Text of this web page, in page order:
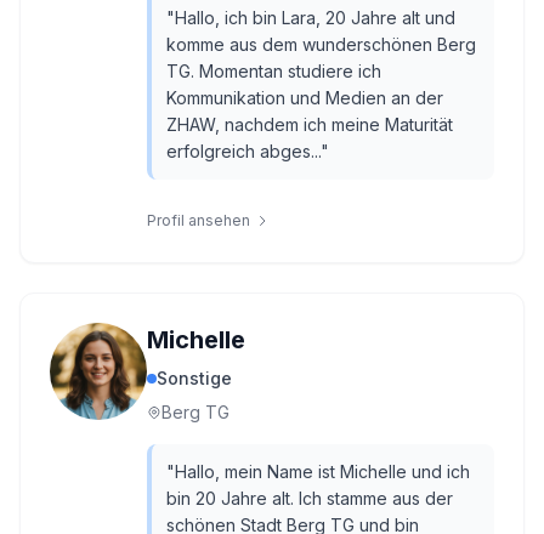
"Hallo, ich bin Lara, 20 Jahre alt und
komme aus dem wunderschönen Berg
TG. Momentan studiere ich
Kommunikation und Medien an der
ZHAW, nachdem ich meine Maturität
erfolgreich abges..."
Profil ansehen
Michelle
Sonstige
Berg TG
"Hallo, mein Name ist Michelle und ich
bin 20 Jahre alt. Ich stamme aus der
schönen Stadt Berg TG und bin